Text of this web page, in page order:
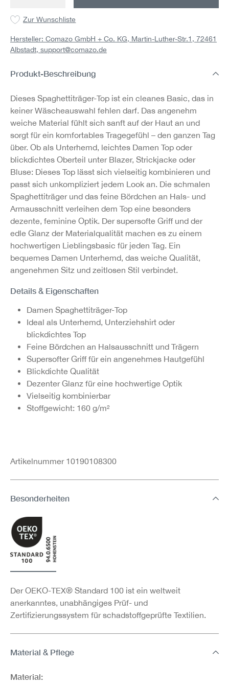
Zur Wunschliste
Hersteller: Comazo GmbH + Co. KG, Martin-Luther-Str.1, 72461
Albstadt, support@comazo.de
Produkt-Beschreibung
Dieses Spaghettiträger-Top ist ein cleanes Basic, das in
keiner Wäscheauswahl fehlen darf. Das angenehm
weiche Material fühlt sich sanft auf der Haut an und
sorgt für ein komfortables Tragegefühl – den ganzen Tag
über. Ob als Unterhemd, leichtes Damen Top oder
blickdichtes Oberteil unter Blazer, Strickjacke oder
Bluse: Dieses Top lässt sich vielseitig kombinieren und
passt sich unkompliziert jedem Look an. Die schmalen
Spaghettiträger und das feine Bördchen an Hals- und
Armausschnitt verleihen dem Top eine besonders
dezente, feminine Optik. Der supersofte Griff und der
edle Glanz der Materialqualität machen es zu einem
hochwertigen Lieblingsbasic für jeden Tag. Ein
bequemes Damen Unterhemd, das weiche Qualität,
angenehmen Sitz und zeitlosen Stil verbindet.
Details & Eigenschaften
Damen Spaghettiträger-Top
Ideal als Unterhemd, Unterziehshirt oder
blickdichtes Top
Feine Bördchen an Halsausschnitt und Trägern
Supersofter Griff für ein angenehmes Hautgefühl
Blickdichte Qualität
Dezenter Glanz für eine hochwertige Optik
Vielseitig kombinierbar
Stoffgewicht: 160 g/m²
Artikelnummer 10190108300
Besonderheiten
Der OEKO-TEX® Standard 100 ist ein weltweit
anerkanntes, unabhängiges Prüf- und
Zertifizierungssystem für schadstoffgeprüfte Textilien.
Material & Pflege
Material: